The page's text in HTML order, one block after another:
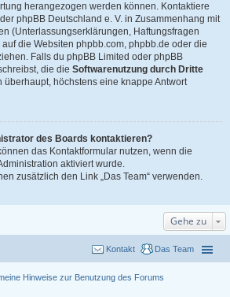
herangezogen werden können. Kontaktiere
phpBB Deutschland e. V. in Zusammenhang mit
(Unterlassungserklärungen, Haftungsfragen
auf die Websiten phpbb.com, phpbb.de oder die
Falls du phpBB Limited oder phpBB
die die Softwarenutzung durch Dritte
überhaupt, höchstens eine knappe Antwort
des Boards kontaktieren?
das Kontaktformular nutzen, wenn die
aktiviert wurde.
zusätzlich den Link „Das Team“ verwenden.
Gehe zu
Das Team
Kontakt
Hinweise zur Benutzung des Forums